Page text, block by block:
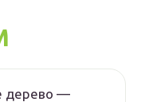
дерево —